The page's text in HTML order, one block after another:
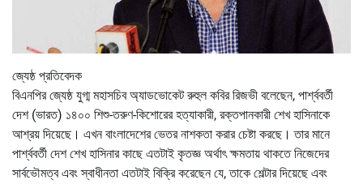
জ্যেষ্ঠ প্রতিবেদক
বিএনপির জ্যেষ্ঠ যুগ্ম মহাসচিব অ্যাডভোকেট রুহুল কবির রিজভী বলেছেন, পার্শ্ববর্তী
দেশ (ভারত) ১৪০০ শিশু-তরুণ-কিশোরের হত্যাকারী, রক্তপানকারী শেখ হাসিনাকে
আশ্রয় দিয়েছে। এখন বাংলাদেশের ভেতর নাশকতা করার চেষ্টা করছে। তার মানে
পার্শ্ববর্তী দেশ শেখ হাসিনার কাছে এতটাই কৃতজ্ঞ অর্থাৎ ক্ষমতায় থাকতে নিজেদের
সার্বভৌমত্ব এবং স্বাধীনতা এতটাই বিক্রি করেছেন যে, তাকে শেল্টার দিয়েছে এবং